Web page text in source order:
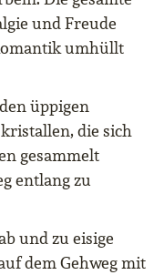
und Freude
umhüllt
üppigen
die sich
gesammelt
entlang zu
und zu eisige
dem Gehweg mit